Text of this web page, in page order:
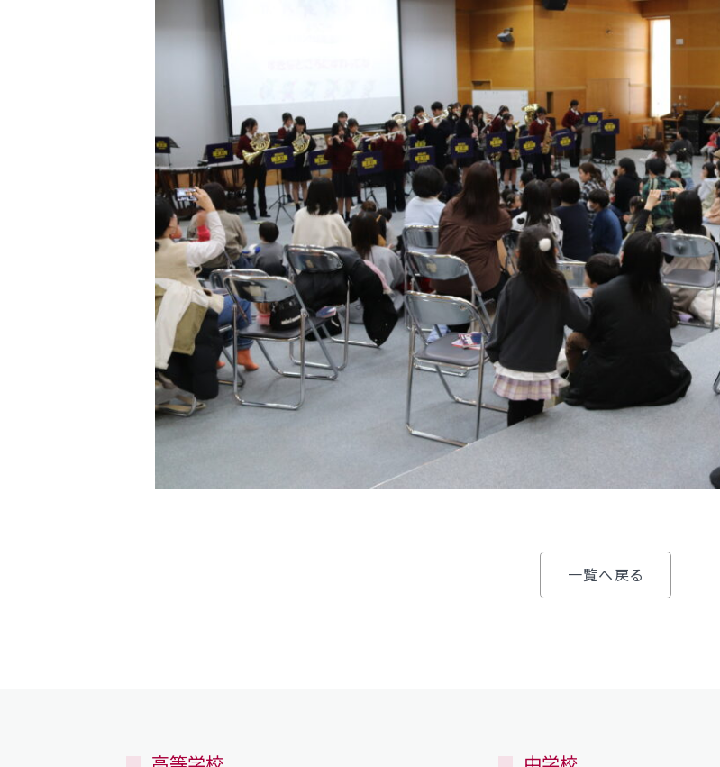
明訓チャンネル
お問い合わせ サイトマップ プライバシーポリシー
明訓同窓会
動画ライブラリー
MEIKUNサポート（ご支援のお願い）
明訓チャンネル
お問い合わせ サイトマップ プライバシーポリシー
一覧へ戻る